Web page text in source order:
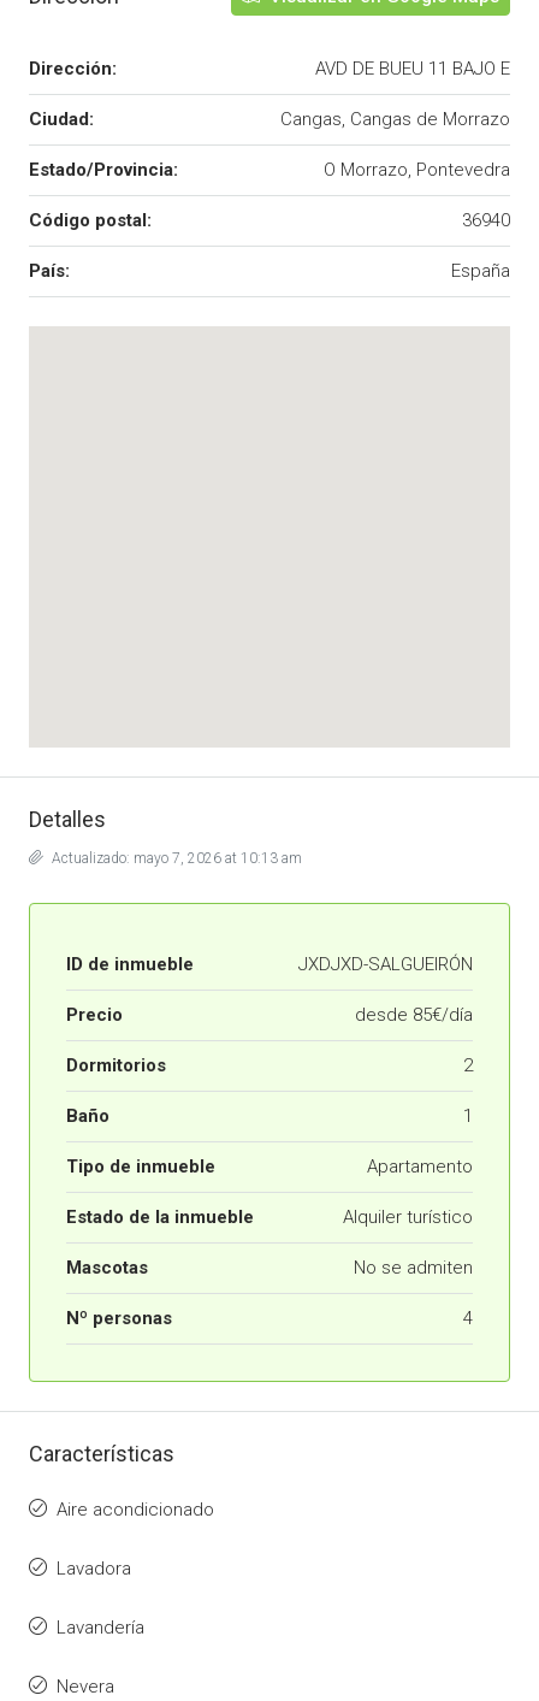
Dirección: AVD DE BUEU 11 BAJO E
Ciudad: Cangas, Cangas de Morrazo
Estado/Provincia: O Morrazo, Pontevedra
Código postal: 36940
País: España
Detalles
Actualizado: mayo 7, 2026 at 10:13 am
ID de inmueble JXDJXD-SALGUEIRÓN
Precio desde 85€/día
Dormitorios 2
Baño 1
Tipo de inmueble Apartamento
Estado de la inmueble Alquiler turístico
Mascotas No se admiten
Nº personas 4
Características
Aire acondicionado
Lavadora
Lavandería
Nevera